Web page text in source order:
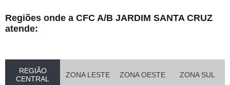
Regiões onde a CFC A/B JARDIM SANTA CRUZ
atende:
REGIÃO
CENTRAL
ZONA LESTE ZONA OESTE ZONA SUL